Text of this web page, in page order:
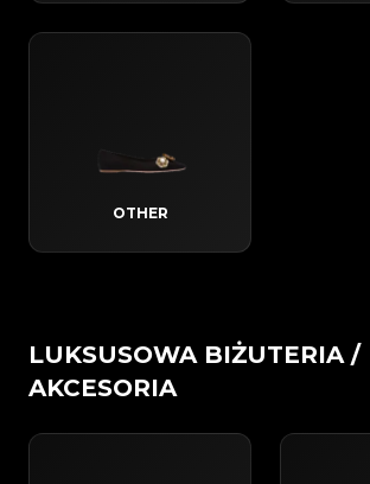
OTHER
LUKSUSOWA BIŻUTERIA /
AKCESORIA